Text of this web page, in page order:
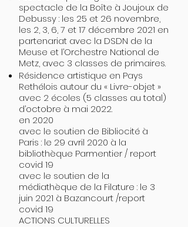
spectacle de la Boîte à Joujoux de
Debussy : les 25 et 26 novembre,
les 2, 3, 6, 7 et 17 décembre 2021 en
partenariat avec la DSDN de la
Meuse et l’Orchestre National de
Metz, avec 3 classes de primaires.
Résidence artistique en Pays
Rethélois autour du « Livre-objet »
avec 2 écoles (5 classes au total)
d’octobre à mai 2022.
en 2020
avec le soutien de Bibliocité à
Paris : le 29 avril 2020 à la
bibliothèque Parmentier / report
covid 19
avec le soutien de la
médiathèque de la Filature : le 3
juin 2021 à Bazancourt /report
covid 19
ACTIONS CULTURELLES